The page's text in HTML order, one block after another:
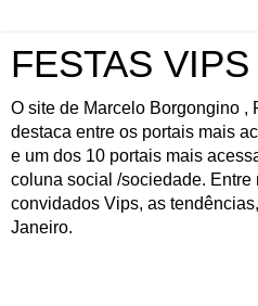
FESTAS
O site de Marcelo Borgongino ,
destaca entre os portais mais
e um dos 10 portais mais
coluna social /sociedade. Entre
convidados Vips, as
Janeiro.